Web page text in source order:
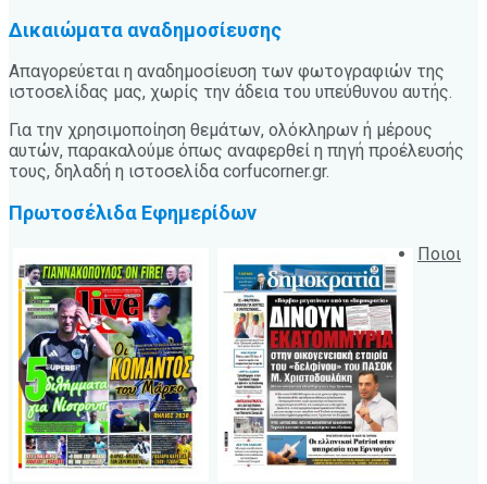
Δικαιώματα αναδημοσίευσης
Απαγορεύεται η αναδημοσίευση των φωτογραφιών της
ιστοσελίδας μας, χωρίς την άδεια του υπεύθυνου αυτής.
Για την χρησιμοποίηση θεμάτων, ολόκληρων ή μέρους
αυτών, παρακαλούμε όπως αναφερθεί η πηγή προέλευσής
τους, δηλαδή η ιστοσελίδα corfucorner.gr.
Πρωτοσέλιδα Εφημερίδων
Ποιοι